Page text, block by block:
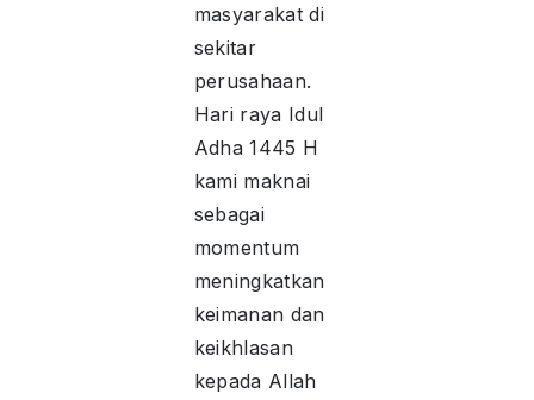
masyarakat di
sekitar
perusahaan.
Hari raya Idul
Adha 1445 H
kami maknai
sebagai
momentum
meningkatkan
keimanan dan
keikhlasan
kepada Allah